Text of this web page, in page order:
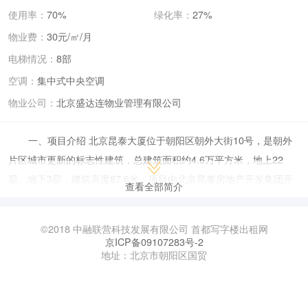
使用率： 70% 绿化率： 27%
物业费： 30元/㎡/月
电梯情况： 8部
空调： 集中式中央空调
物业公司： 北京盛达连物业管理有限公司
一、项目介绍 北京昆泰大厦位于朝阳区朝外大街10号，是朝外
片区城市更新的标志性建筑，总建筑面积约4.6万平方米，地上22
层、地下3层，建筑高度87.6米。项目由北京昆泰房地产开发集团开
分区：1-6层为商业区（THE BOX B馆），引入茑屋书店北京首店、
开心麻花IP店等潮流品牌；7-22层为办公区，吸引“新数字经济、新
查看全部简介
©2018 中融联营科技发展有限公司 首都写字楼出租网
京ICP备09107283号-2
地址：北京市朝阳区国贸